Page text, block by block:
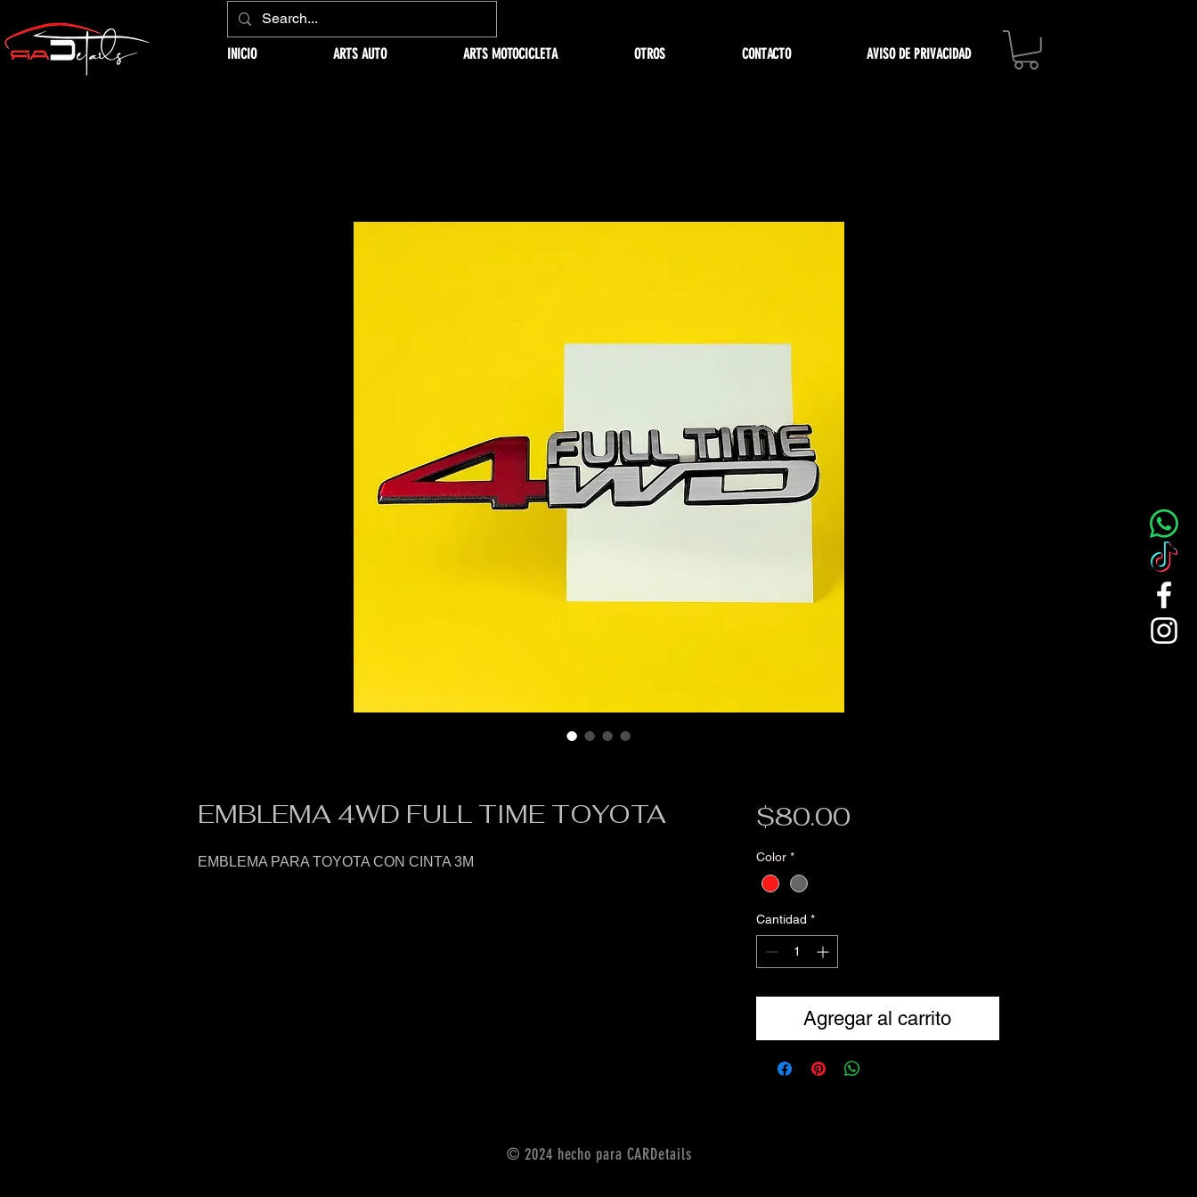
INICIO ARTS AUTO ARTS MOTOCICLETA OTROS CONTACTO AVISO DE PRIVACIDAD
EMBLEMA 4WD FULL TIME TOYOTA
EMBLEMA PARA TOYOTA CON CINTA 3M
$80.00Precio
Color *
Cantidad *
Agregar al carrito
© 2024 hecho para CARDetails